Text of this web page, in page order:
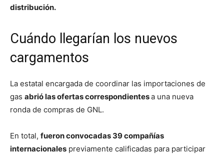
distribución.
Cuándo llegarían los nuevos
cargamentos
La estatal encargada de coordinar las importaciones de
gas abrió las ofertas correspondientesa una nueva
ronda de compras de GNL.
En total, fueron convocadas 39 compañías
internacionales previamente calificadas para participar